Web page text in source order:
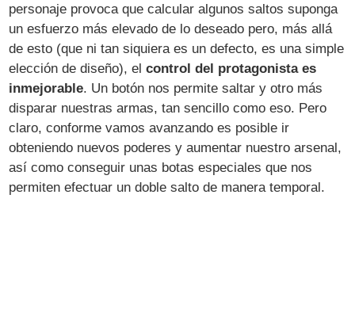
personaje provoca que calcular algunos saltos suponga
un esfuerzo más elevado de lo deseado pero, más allá
de esto (que ni tan siquiera es un defecto, es una simple
elección de diseño), elcontrol del protagonista es
inmejorable. Un botón nos permite saltar y otro más
disparar nuestras armas, tan sencillo como eso. Pero
claro, conforme vamos avanzando es posible ir
obteniendo nuevos poderes y aumentar nuestro arsenal,
así como conseguir unas botas especiales que nos
permiten efectuar un doble salto de manera temporal.